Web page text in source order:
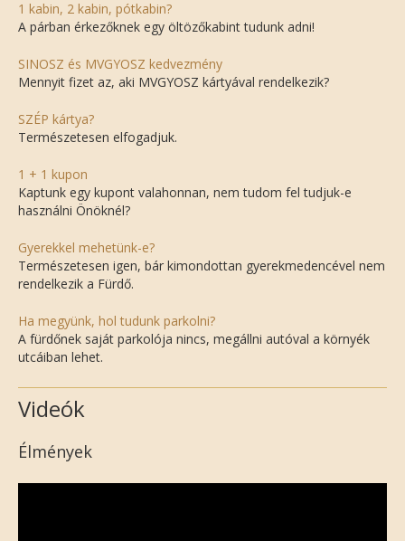
1 kabin, 2 kabin, pótkabin?
A párban érkezőknek egy öltözőkabint tudunk adni!
SINOSZ és MVGYOSZ kedvezmény
Mennyit fizet az, aki MVGYOSZ kártyával rendelkezik?
SZÉP kártya?
Természetesen elfogadjuk.
1 + 1 kupon
Kaptunk egy kupont valahonnan, nem tudom fel tudjuk-e
használni Önöknél?
Gyerekkel mehetünk-e?
Természetesen igen, bár kimondottan gyerekmedencével nem
rendelkezik a Fürdő.
Ha megyünk, hol tudunk parkolni?
A fürdőnek saját parkolója nincs, megállni autóval a környék
utcáiban lehet.
Videók
Élmények